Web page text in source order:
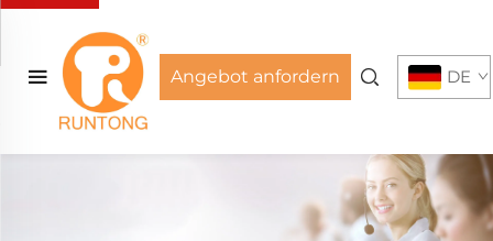
Angebot anfordern DE